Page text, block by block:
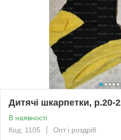
Дитячі шкарпетки, р.20-
В наявності
Код: 1105
Опт і роздріб